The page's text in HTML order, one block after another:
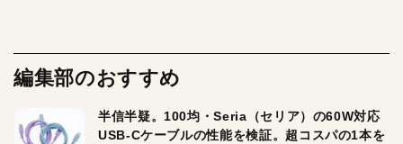
編集部のおすすめ
半信半疑。100均・Seria（セリア）の60W対応
USB-Cケーブルの性能を検証。超コスパの1本を